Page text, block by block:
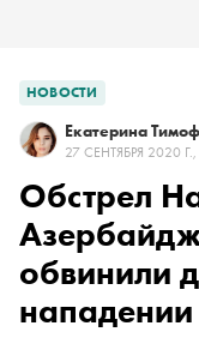
НОВОСТИ
Екатерина
27 СЕНТЯБРЯ 2020
Обстрел
обвинили
нападении